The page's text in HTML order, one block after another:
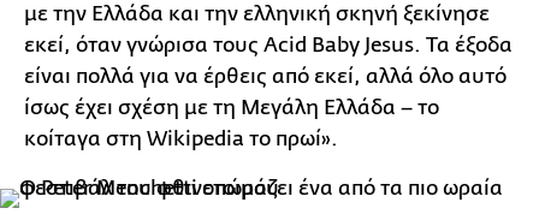
με την Ελλάδα και την ελληνική σκηνή ξεκίνησε
εκεί, όταν γνώρισα τους Acid Baby Jesus. Τα έξοδα
είναι πολλά για να έρθεις από εκεί, αλλά όλο αυτό
ίσως έχει σχέση με τη Μεγάλη Ελλάδα – το
κοίταγα στη Wikipedia το πρωί».